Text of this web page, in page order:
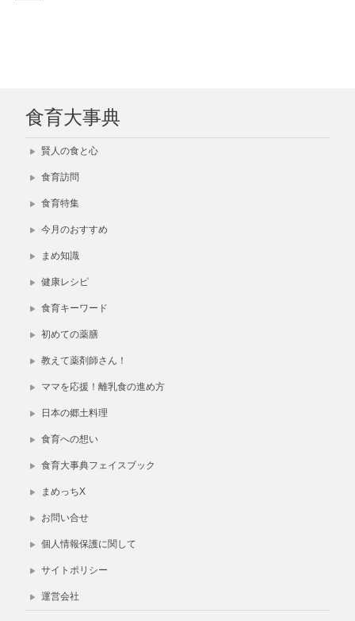
食育大事典
賢人の食と心
食育訪問
食育特集
今月のおすすめ
まめ知識
健康レシピ
食育キーワード
初めての薬膳
教えて薬剤師さん！
ママを応援！離乳食の進め方
日本の郷土料理
食育への想い
食育大事典フェイスブック
まめっちX
お問い合せ
個人情報保護に関して
サイトポリシー
運営会社